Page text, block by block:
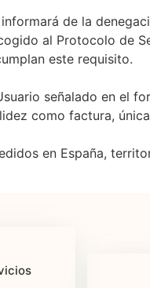
de la
al Protocolo de
este requisito.
señalado en el
como factura,
en España,